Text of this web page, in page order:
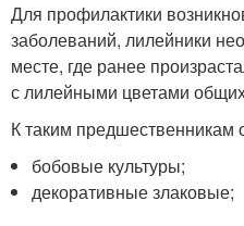
Для профилактики
заболеваний, лилейники
месте, где ранее
с лилейными цветами
К таким предшественникам
бобовые культуры;
декоративные злаковые;